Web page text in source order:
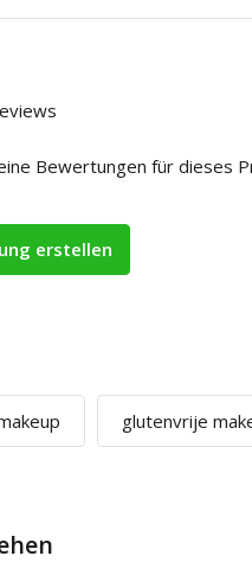
Bewertungen für dieses
erstellen
glutenvrije